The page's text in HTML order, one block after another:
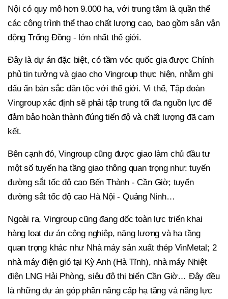
Nội có quy mô hơn 9.000 ha, với trung tâm là quần thể
các công trình thể thao chất lượng cao, bao gồm sân vận
động Trống Đồng - lớn nhất thế giới.
Đây là dự án đặc biệt, có tầm vóc quốc gia được Chính
phủ tin tưởng và giao cho Vingroup thực hiện, nhằm ghi
dấu ấn bản sắc dân tộc với thế giới. Vì thế, Tập đoàn
Vingroup xác định sẽ phải tập trung tối đa nguồn lực để
đảm bảo hoàn thành đúng tiến độ và chất lượng đã cam
kết.
Bên cạnh đó, Vingroup cũng được giao làm chủ đầu tư
một số tuyến hạ tầng giao thông quan trọng như: tuyến
đường sắt tốc độ cao Bến Thành - Cần Giờ; tuyến
đường sắt tốc độ cao Hà Nội - Quảng Ninh…
Ngoài ra, Vingroup cũng đang dốc toàn lực triển khai
hàng loạt dự án công nghiệp, năng lượng và hạ tầng
quan trọng khác như Nhà máy sản xuất thép VinMetal; 2
nhà máy điện gió tại Kỳ Anh (Hà Tĩnh), nhà máy Nhiệt
điện LNG Hải Phòng, siêu đô thị biển Cần Giờ… Đây đều
là những dự án góp phần nâng cấp hạ tầng và năng lực